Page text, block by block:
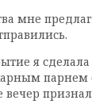
мне
я
парнем
вечер